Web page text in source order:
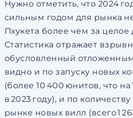
Нужно отметить, что 2024
сильным годом для рынка
Пхукета более чем за целое
Статистика отражает
обусловленный
видно и по запуску новых
(более 10 400 юнитов, что
в 2023 году), и по
рынке новых вилл (всего 1